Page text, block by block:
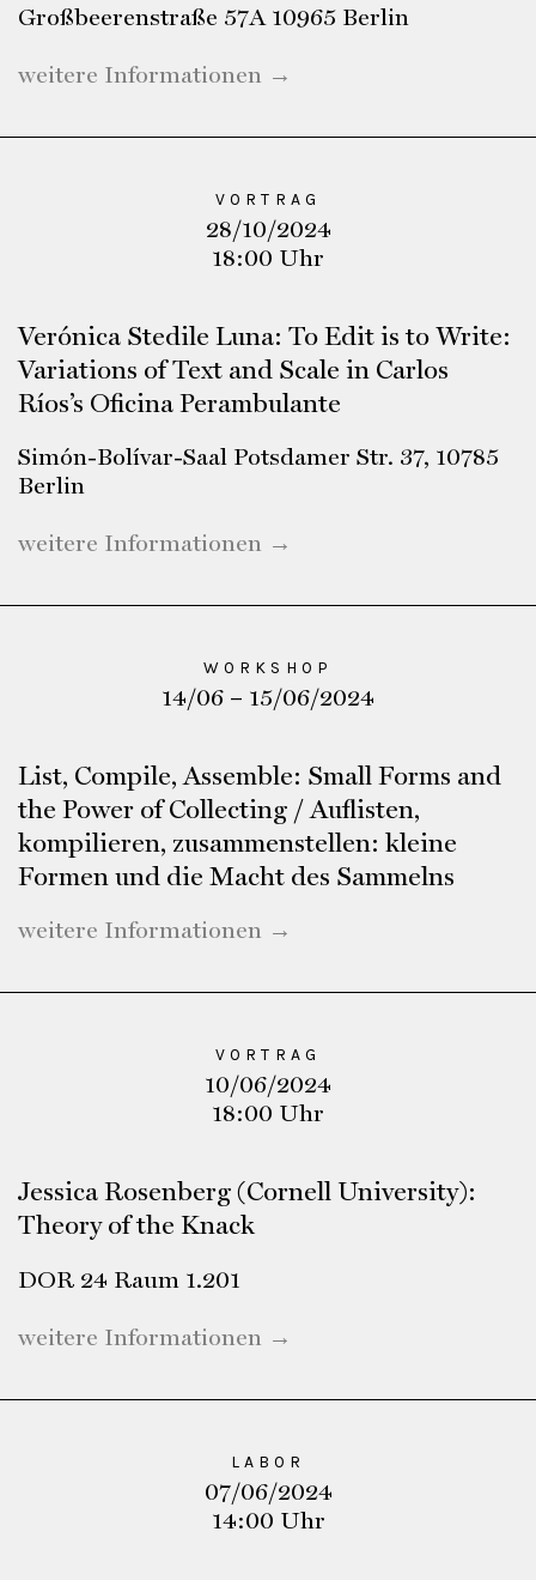
Großbeerenstraße 57A 10965 Berlin
weitere Informationen →
VORTRAG
28/10/2024
18:00 Uhr
Verónica Stedile Luna: To Edit is to Write:
Variations of Text and Scale in Carlos
Ríos’s Oficina Perambulante
Simón-Bolívar-Saal Potsdamer Str. 37, 10785
Berlin
weitere Informationen →
WORKSHOP
14/06 – 15/06/2024
List, Compile, Assemble: Small Forms and
the Power of Collecting / Auflisten,
kompilieren, zusammenstellen: kleine
Formen und die Macht des Sammelns
weitere Informationen →
VORTRAG
10/06/2024
18:00 Uhr
Jessica Rosenberg (Cornell University):
Theory of the Knack
DOR 24 Raum 1.201
weitere Informationen →
LABOR
07/06/2024
14:00 Uhr